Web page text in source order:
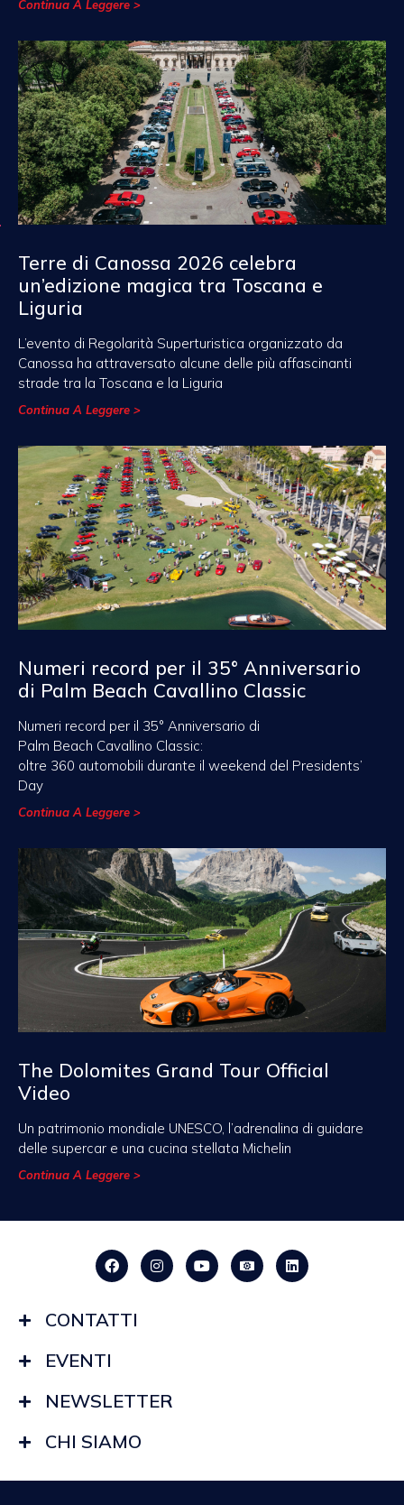
Continua A Leggere >
Terre di Canossa 2026 celebra
un’edizione magica tra Toscana e
Liguria
L’evento di Regolarità Superturistica organizzato da
Canossa ha attraversato alcune delle più affascinanti
strade tra la Toscana e la Liguria
Continua A Leggere >
Numeri record per il 35° Anniversario
di Palm Beach Cavallino Classic
Numeri record per il 35° Anniversario di
Palm Beach Cavallino Classic:
oltre 360 automobili durante il weekend del Presidents’
Day
Continua A Leggere >
The Dolomites Grand Tour Official
Video
Un patrimonio mondiale UNESCO, l’adrenalina di guidare
delle supercar e una cucina stellata Michelin
Continua A Leggere >
CONTATTI
EVENTI
NEWSLETTER
CHI SIAMO